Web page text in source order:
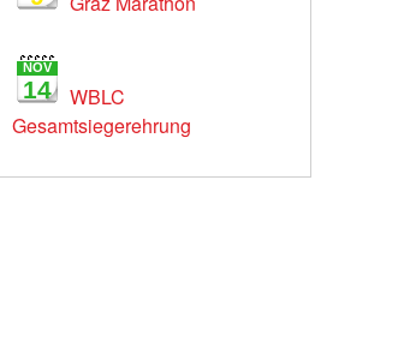
NOV
14
WBLC
Gesamtsiegerehrung